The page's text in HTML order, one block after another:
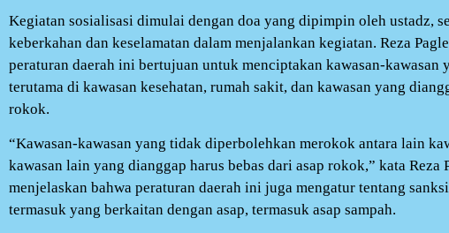
Kegiatan sosialisasi dimulai dengan doa yang dipimpin oleh ustadz,
keberkahan dan keselamatan dalam menjalankan kegiatan. Reza
peraturan daerah ini bertujuan untuk menciptakan kawasan-kawasan
terutama di kawasan kesehatan, rumah sakit, dan kawasan yang
rokok.
“Kawasan-kawasan yang tidak diperbolehkan merokok antara lain
kawasan lain yang dianggap harus bebas dari asap rokok,” kata
menjelaskan bahwa peraturan daerah ini juga mengatur tentang
termasuk yang berkaitan dengan asap, termasuk asap sampah.